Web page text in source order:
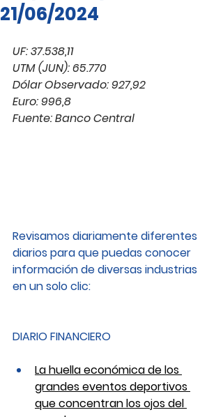
21/06/2024
UF: 37.538,11
UTM (JUN): 65.770
Dólar Observado: 927,92
Euro: 996,8
Fuente: Banco Central
Revisamos diariamente diferentes
diarios para que puedas conocer
información de diversas industrias
en un solo clic:
DIARIO FINANCIERO
La huella económica de los
grandes eventos deportivos
que concentran los ojos del